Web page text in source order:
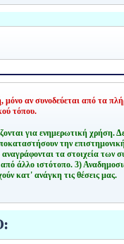
μόνο αν συνοδεύεται από τα
τόπου.
για ενημερωτική χρήση.
την
τα στοιχεία των
άλλο ιστότοπο. 3)
κατ' ανάγκη τις θέσεις μας.